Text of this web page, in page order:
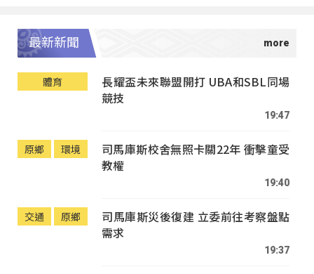
最新新聞
體育
長耀盃未來聯盟開打 UBA和SBL同場
競技
19:47
原鄉 環境
司馬庫斯校舍無照卡關22年 衝擊童受
教權
19:40
交通 原鄉
司馬庫斯災後復建 立委前往考察盤點
需求
19:37